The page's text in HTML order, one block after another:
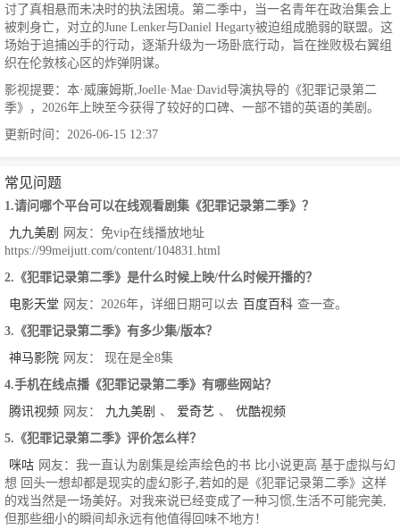
讨了真相悬而未决时的执法困境。第二季中，当一名青年在政治集会上
被刺身亡，对立的June Lenker与Daniel Hegarty被迫组成脆弱的联盟。这
场始于追捕凶手的行动，逐渐升级为一场卧底行动，旨在挫败极右翼组
织在伦敦核心区的炸弹阴谋。
影视提要：本·威廉姆斯,Joelle·Mae·David导演执导的《犯罪记录第二
季》，2026年上映至今获得了较好的口碑、一部不错的英语的美剧。
更新时间：2026-06-15 12:37
常见问题
1.请问哪个平台可以在线观看剧集《犯罪记录第二季》？
九九美剧
网友：免vip在线播放地址
https://99meijutt.com/content/104831.html
2.《犯罪记录第二季》是什么时候上映/什么时候开播的？
电影天堂 网友：2026年，详细日期可以去 百度百科 查一查。
3.《犯罪记录第二季》有多少集/版本？
神马影院 网友： 现在是全8集
4.手机在线点播《犯罪记录第二季》有哪些网站？
腾讯视频 网友： 九九美剧 、 爱奇艺 、
优酷视频
5.《犯罪记录第二季》评价怎么样？
咪咕 网友：我一直认为剧集是绘声绘色的书 比小说更高 基于虚拟与幻
想 回头一想却都是现实的虚幻影子,若如的是《犯罪记录第二季》这样
的戏当然是一场美好。对我来说已经变成了一种习惯,生活不可能完美,
但那些细小的瞬间却永远有他值得回味不地方！